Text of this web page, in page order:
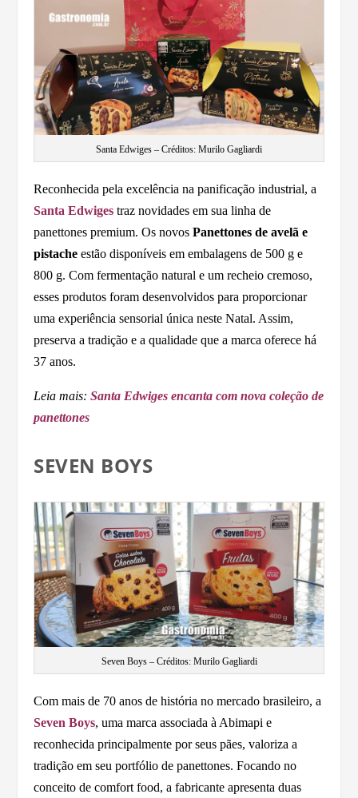
Santa Edwiges – Créditos: Murilo Gagliardi
Reconhecida pela excelência na panificação industrial, a
Santa Edwiges traz novidades em sua linha de
panettones premium. Os novosPanettones de avelã e
pistache estão disponíveis em embalagens de 500 g e
800 g. Com fermentação natural e um recheio cremoso,
esses produtos foram desenvolvidos para proporcionar
uma experiência sensorial única neste Natal. Assim,
preserva a tradição e a qualidade que a marca oferece há
37 anos.
Leia mais:Santa Edwiges encanta com nova coleção de
panettones
SEVEN BOYS
Seven Boys – Créditos: Murilo Gagliardi
Com mais de 70 anos de história no mercado brasileiro, a
Seven Boys, uma marca associada à Abimapi e
reconhecida principalmente por seus pães, valoriza a
tradição em seu portfólio de panettones. Focando no
conceito de comfort food, a fabricante apresenta duas